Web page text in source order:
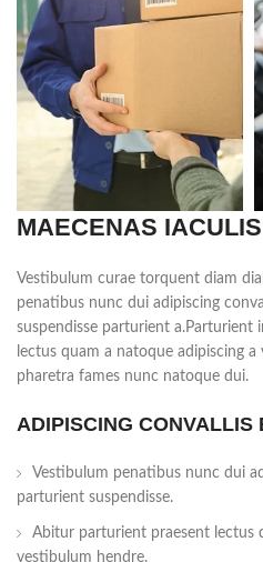
MAECENAS IACULIS
Vestibulum curae torquent diam
penatibus nunc dui adipiscing
suspendisse parturient a.Parturient
lectus quam a natoque adipiscing
pharetra fames nunc natoque dui.
ADIPISCING CONVALLIS
Vestibulum penatibus nunc dui
parturient suspendisse.
Abitur parturient praesent lectus
vestibulum hendre.